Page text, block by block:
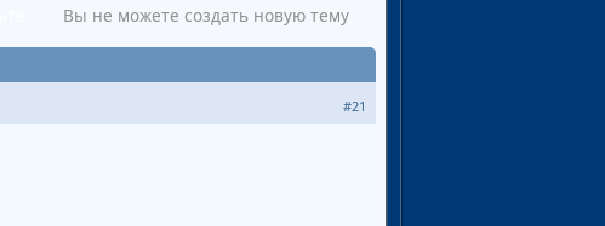
Вы не можете создать новую тему
#21